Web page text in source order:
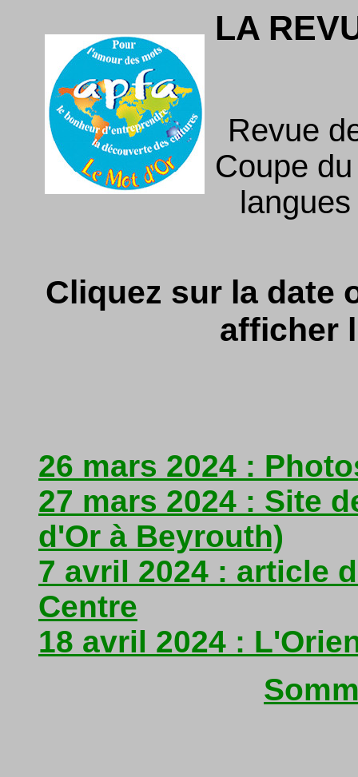
LA
Revue
Coupe
Cliquez sur la date
afficher
26 mars 2024 :
27 mars 2024 : Site
d'Or à Beyrouth)
7 avril 2024 : article
Centre
18 avril 2024 :